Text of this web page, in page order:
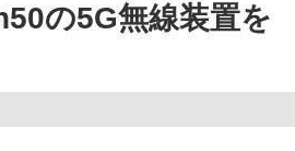
の5G無線装置を